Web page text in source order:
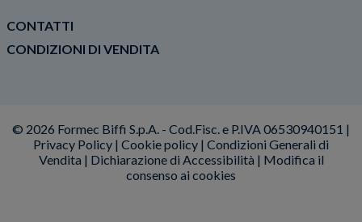
CONTATTI
CONDIZIONI DI VENDITA
© 2026 Formec Biffi S.p.A. - Cod.Fisc. e P.IVA 06530940151 |
Privacy Policy | Cookie policy | Condizioni Generali di
Vendita | Dichiarazione di Accessibilità | Modifica il
consenso ai cookies